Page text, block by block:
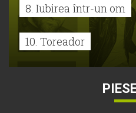
8. Iubirea într-un om
10. Toreador